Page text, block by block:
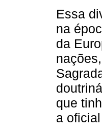
Essa
na
da
que
a